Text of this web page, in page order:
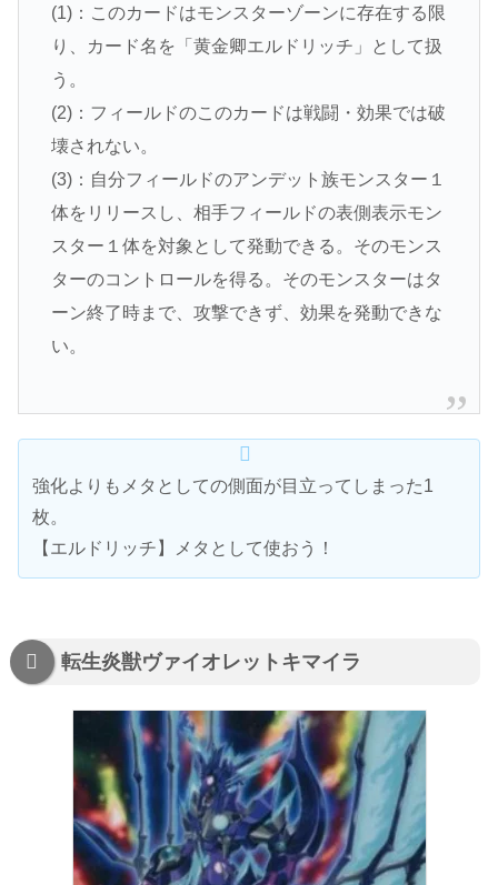
(1)：このカードはモンスターゾーンに存在する限
り、カード名を「黄金卿エルドリッチ」として扱
う。
(2)：フィールドのこのカードは戦闘・効果では破
壊されない。
(3)：自分フィールドのアンデット族モンスター１
体をリリースし、相手フィールドの表側表示モン
スター１体を対象として発動できる。そのモンス
ターのコントロールを得る。そのモンスターはタ
ーン終了時まで、攻撃できず、効果を発動できな
い。
強化よりもメタとしての側面が目立ってしまった1
枚。
【エルドリッチ】メタとして使おう！
転生炎獣ヴァイオレットキマイラ